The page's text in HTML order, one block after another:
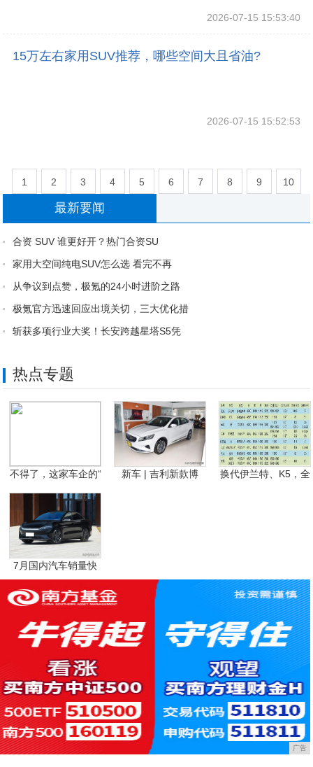
2026-07-15 15:53:40
15万左右家用SUV推荐，哪些空间大且省油?
2026-07-15 15:52:53
1 2 3 4 5 6 7 8 9 10
11
最新要闻
合资 SUV 谁更好开？热门合资SU
家用大空间纯电SUV怎么选 看完不再
从争议到点赞，极氪的24小时进阶之路
极氪官方迅速回应出境关切，三大优化措
斩获多项行业大奖！长安跨越星塔S5凭
热点专题
不得了，这家车企的“ 新车 | 吉利新款博 换代伊兰特、K5，全
7月国内汽车销量快
报
广告